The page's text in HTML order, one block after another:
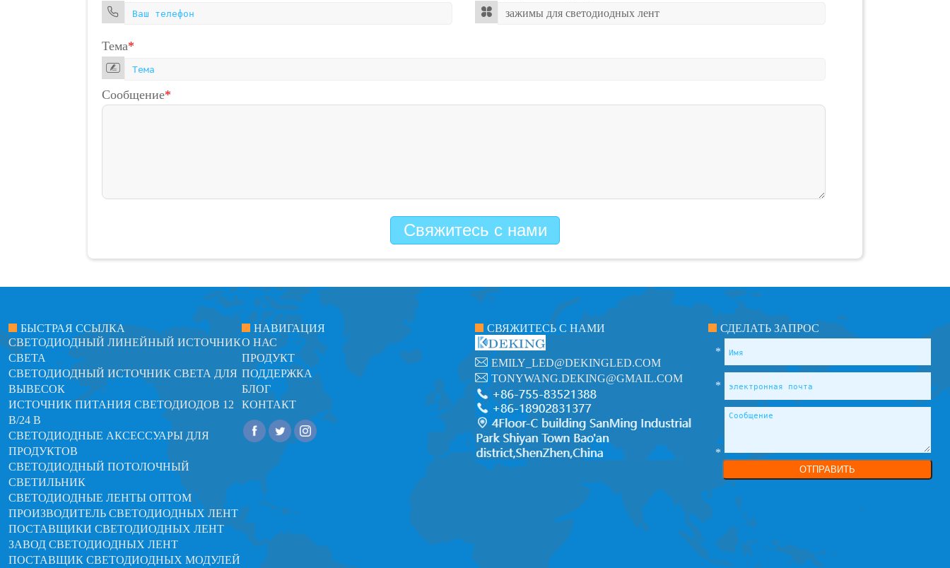
Тема*
Сообщение*
Свяжитесь с нами
БЫСТРАЯ ССЫЛКА
СВЕТОДИОДНЫЙ ЛИНЕЙНЫЙ ИСТОЧНИК
СВЕТА
СВЕТОДИОДНЫЙ ИСТОЧНИК СВЕТА ДЛЯ
ВЫВЕСОК
ИСТОЧНИК ПИТАНИЯ СВЕТОДИОДОВ 12
В/24 В
СВЕТОДИОДНЫЕ АКСЕССУАРЫ ДЛЯ
ПРОДУКТОВ
СВЕТОДИОДНЫЙ ПОТОЛОЧНЫЙ
СВЕТИЛЬНИК
СВЕТОДИОДНЫЕ ЛЕНТЫ ОПТОМ
ПРОИЗВОДИТЕЛЬ СВЕТОДИОДНЫХ ЛЕНТ
ПОСТАВЩИКИ СВЕТОДИОДНЫХ ЛЕНТ
ЗАВОД СВЕТОДИОДНЫХ ЛЕНТ
ПОСТАВЩИК СВЕТОДИОДНЫХ МОДУЛЕЙ
НАВИГАЦИЯ
О НАС
ПРОДУКТ
ПОДДЕРЖКА
БЛОГ
КОНТАКТ
СВЯЖИТЕСЬ С НАМИ
EMILY_LED@DEKINGLED.COM
TONYWANG.DEKING@GMAIL.COM
СДЕЛАТЬ ЗАПРОС
*
*
*
ОТПРАВИТЬ